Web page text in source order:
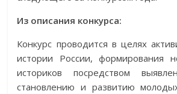
Из описания конкурса:
Конкурс проводится в целях
истории России, формирования
историков посредством
становлению и развитию